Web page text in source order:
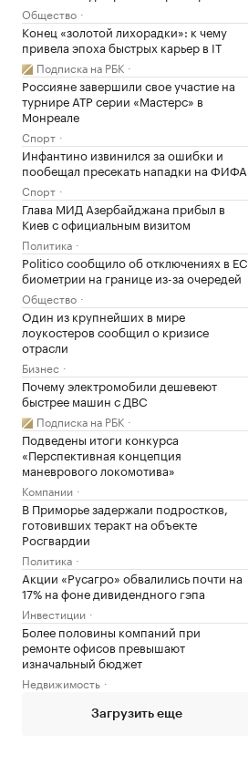
Общество
Конец «золотой лихорадки»: к чему
привела эпоха быстрых карьер в IT
Подписка на РБК
Россияне завершили свое участие на
турнире ATP серии «Мастерс» в
Монреале
Спорт
Инфантино извинился за ошибки и
пообещал пресекать нападки на ФИФА
Спорт
Глава МИД Азербайджана прибыл в
Киев с официальным визитом
Политика
Politico сообщило об отключениях в ЕС
биометрии на границе из-за очередей
Общество
Один из крупнейших в мире
лоукостеров сообщил о кризисе
отрасли
Бизнес
Почему электромобили дешевеют
быстрее машин с ДВС
Подписка на РБК
Подведены итоги конкурса
«Перспективная концепция
маневрового локомотива»
Компании
В Приморье задержали подростков,
готовивших теракт на объекте
Росгвардии
Политика
Акции «Русагро» обвалились почти на
17% на фоне дивидендного гэпа
Инвестиции
Более половины компаний при
ремонте офисов превышают
изначальный бюджет
Недвижимость
Загрузить еще